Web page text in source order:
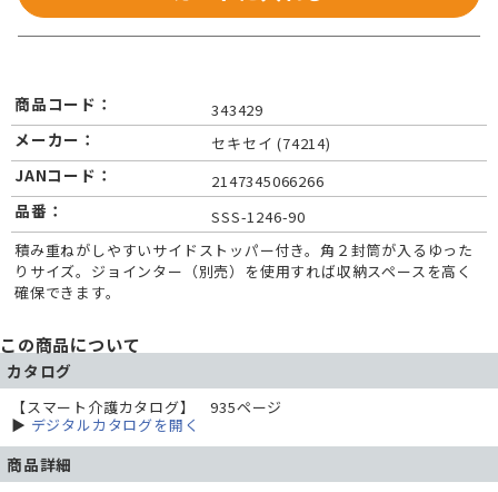
商品コード： 343429
メーカー： セキセイ (74214)
JANコード： 2147345066266
品番：
SSS-1246-90
積み重ねがしやすいサイドストッパー付き。角２封筒が入るゆった
りサイズ。ジョインター（別売）を使用すれば収納スペースを高く
確保できます。
この商品について
カタログ
【スマート介護カタログ】 935ページ
▶ デジタルカタログを開く
商品詳細